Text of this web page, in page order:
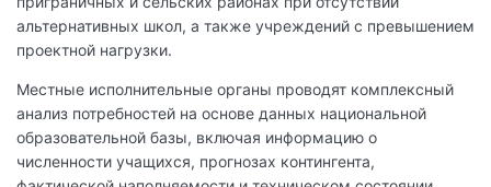
альтернативных школ, а также учреждений с превышением
проектной нагрузки.
Местные исполнительные органы проводят комплексный
анализ потребностей на основе данных национальной
образовательной базы, включая информацию о
численности учащихся, прогнозах контингента,